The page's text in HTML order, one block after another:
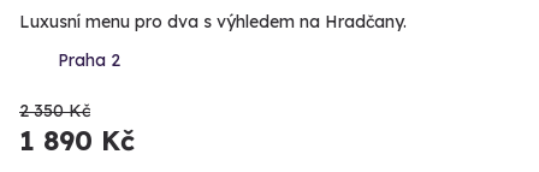
Luxusní menu pro dva s výhledem na Hradčany.
Praha 2
2 350 Kč
1 890 Kč